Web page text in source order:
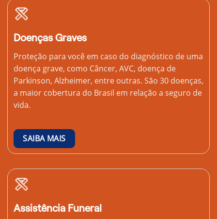
Doenças Graves
Proteção para você em caso do diagnóstico de uma
doença grave, como Câncer, AVC, doença de
Parkinson, Alzheimer, entre outras. São 30 doenças,
a maior cobertura do Brasil em relação a seguro de
vida.
SAIBA MAIS
Assistência Funeral